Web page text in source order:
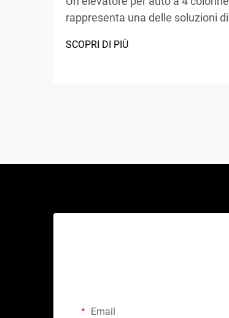
rappresenta una delle soluzioni di
adottate nei centri di assistenza
SCOPRI DI PIÙ
Email